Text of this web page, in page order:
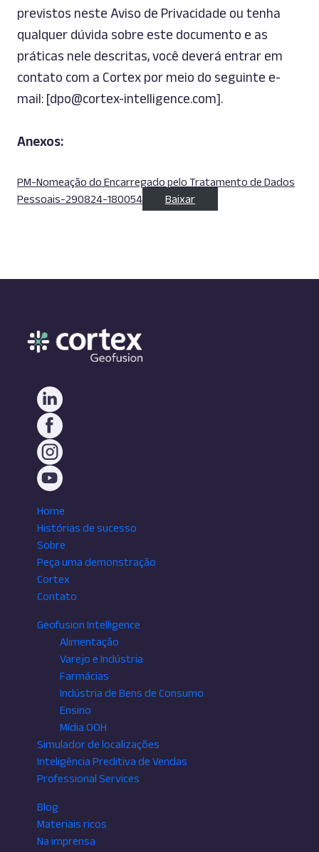
previstos neste Aviso de Privacidade ou tenha
qualquer dúvida sobre este documento e as
práticas nele descritas, você deverá entrar em
contato com a Cortex por meio do seguinte e-
mail: [dpo@cortex-intelligence.com].
Anexos:
PM-Nomeação do Encarregado pelo Tratamento de Dados
Pessoais-290824-180054
Baixar
Home
Histórias de sucesso
Sobre
Peça uma demonstração
Cortex
Contato
Geofusion Intelligence
Alimentação
Varejo e Indústria
Farmácias
Indústria de Bens de Consumo
Ensino
Mídia OOH
Simulador de localizações
Inteligência Preditiva de Vendas
Professional Services
Blog
Materiais ricos
Na imprensa